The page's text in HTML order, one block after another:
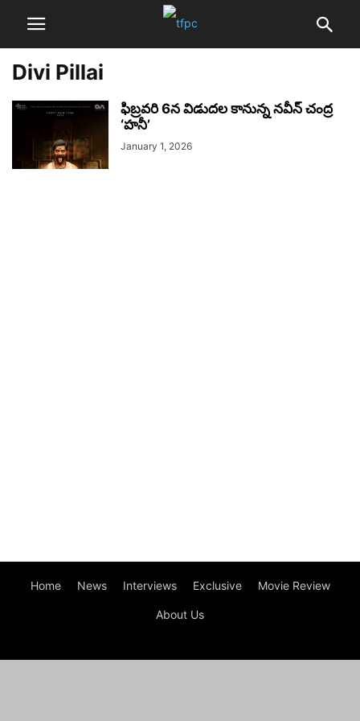
Divi Pillai
ఫిబ్రవరి 6న విడుదల కానున్న నవీన్ చంద్ర
‘హనీ’
January 1, 2026
Home News Interviews Exclusive Movie Review
About Us